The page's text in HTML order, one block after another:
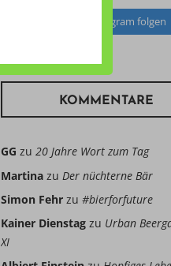
Auf Instagram folgen
KOMMENTARE
GG zu 20 Jahre Wort zum Tag
Martinazu Der nüchterne Bär
Simon Fehrzu #bierforfuture
Kainer Dienstagzu Urban
XI